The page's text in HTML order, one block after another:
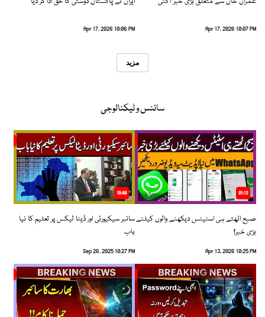
Apr 17, 2026 10:07 PM
Apr 17, 2026 10:06 PM
مزید
سائنس و ٹیکنالوجی
01:13
صبح اٹھتے ہی اسٹیٹس دیکھنے والوں کیلئے
بڑی خبر!
Apr 13, 2026 10:25 PM
10:48
سائبر سیکیورٹی اور ڈیٹا لیکس پر تعلیم کا نیا
باب
Sep 26, 2025 10:27 PM